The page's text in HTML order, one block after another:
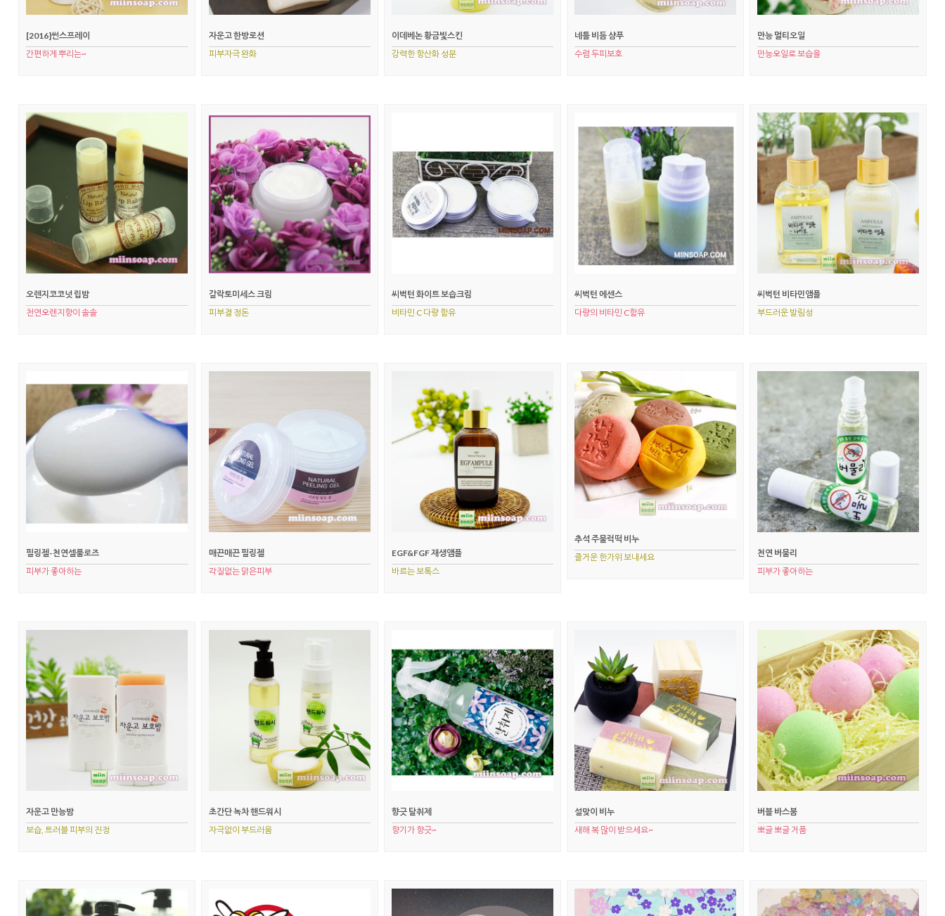
[2016]썬스프레이
간편하게 뿌리는~
자운고 한방로션
피부자극 완화
이데베논 황금빛스킨
강력한 항산화 성분
네틀 비듬 샴푸
수렴 두피보호
만능 멀티오일
만능오일로 보습을
오렌지코코넛 립밤
천연오렌지향이 솔솔
갈락토미세스 크림
피부결 정돈
씨벅턴 화이트 보습크림
비타민 C 다량 함유
씨벅턴 에센스
다량의 비타민 C함유
씨벅턴 비타민앰플
부드러운 발림성
필링젤-천연셀룰로즈
피부가 좋아하는
매끈매끈 필링젤
각질없는 맑은피부
EGF&FGF 재생앰플
바르는 보톡스
추석 주물럭떡 비누
즐거운 한가위 보내세요
천연 버물리
피부가 좋아하는
자운고 만능밤
보습, 트러블 피부의 진정
초간단 녹차 핸드워시
자극없이 부드러움
향긋 탈취제
향기가 향긋~
설맞이 비누
새해 복 많이 받으세요~
버블 바스붐
뽀글 뽀글 거품